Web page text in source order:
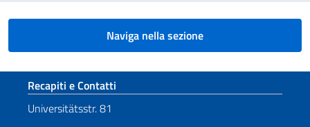
Naviga nella sezione
Sezione footer
Recapiti e Contatti
Universitätsstr. 81